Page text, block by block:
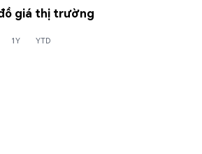
giá thị trường
1Y YTD